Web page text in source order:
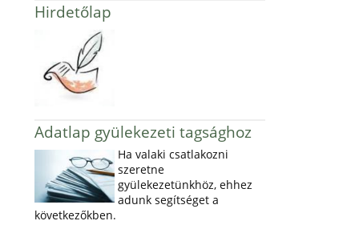
Hirdetőlap
Adatlap gyülekezeti tagsághoz
Ha valaki csatlakozni
szeretne
gyülekezetünkhöz, ehhez
adunk segítséget a
következőkben.